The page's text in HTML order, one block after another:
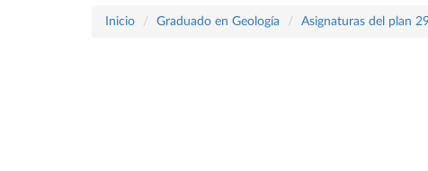
Inicio Graduado en Geología Asignaturas del plan